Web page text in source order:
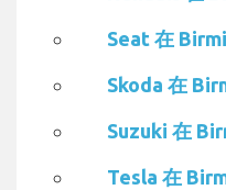
Seat 在
Skoda 在
Suzuki 在
Tesla 在